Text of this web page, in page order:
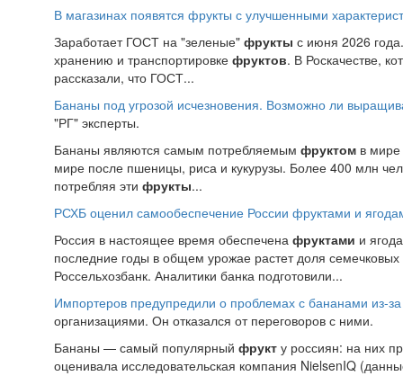
В магазинах появятся фрукты с улучшенными
Заработает ГОСТ на "зеленые" фрукты с июня 2026
хранению и транспортировке фруктов. В Роскачестве,
рассказали, что ГОСТ...
Бананы под угрозой исчезновения. Возможно ли
"РГ" эксперты.
Бананы являются самым потребляемым фруктом в мире
мире после пшеницы, риса и кукурузы. Более 400 млн
потребляя эти фрукты...
РСХБ оценил самообеспечение России фруктами и
Россия в настоящее время обеспечена фруктами и
последние годы в общем урожае растет доля
Россельхозбанк. Аналитики банка подготовили...
Импортеров предупредили о проблемах с бананами из-
организациями. Он отказался от переговоров с ними.
Бананы — самый популярный фрукт у россиян: на них
оценивала исследовательская компания NielsenIQ